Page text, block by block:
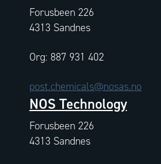
Forusbeen 226
4313 Sandnes
Org: 887 931 402
post.chemicals@nosas.no
NOS Technology
Forusbeen 226
4313 Sandnes